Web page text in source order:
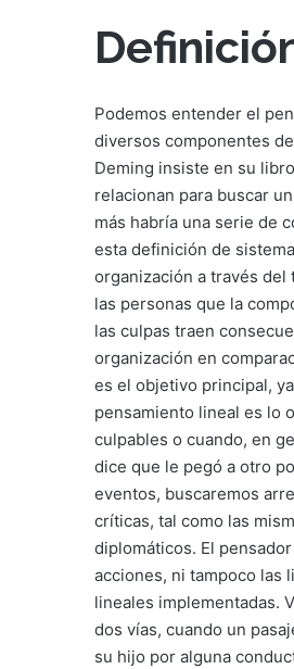
Podemos entender el
diversos componentes
Deming insiste en su
relacionan para buscar
más habría una serie de
esta definición de
organización a través
las personas que la
las culpas traen
organización en
es el objetivo principal,
pensamiento lineal es lo
culpables o cuando, en
dice que le pegó a otro
eventos, buscaremos
críticas, tal como las
diplomáticos. El
acciones, ni tampoco las
lineales implementadas.
dos vías, cuando un
su hijo por alguna